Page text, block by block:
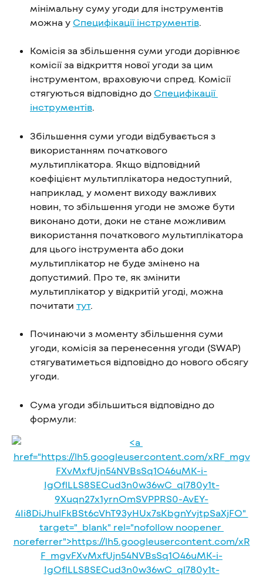
мінімальну суму угоди для інструментів
можна у Специфікації інструментів.
Комісія за збільшення суми угоди дорівнює
комісії за відкриття нової угоди за цим
інструментом, враховуючи спред. Комісії
стягуються відповідно до Специфікації
інструментів.
Збільшення суми угоди відбувається з
використанням початкового
мультиплікатора. Якщо відповідний
коефіцієнт мультиплікатора недоступний,
наприклад, у момент виходу важливих
новин, то збільшення угоди не зможе бути
виконано доти, доки не стане можливим
використання початкового мультиплікатора
для цього інструмента або доки
мультиплікатор не буде змінено на
допустимий. Про те, як змінити
мультиплікатор у відкритій угоді, можна
почитати тут.
Починаючи з моменту збільшення суми
угоди, комісія за перенесення угоди (SWAP)
стягуватиметься відповідно до нового обсягу
угоди.
Сума угоди збільшиться відповідно до
формули: